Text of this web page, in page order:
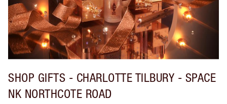
SHOP GIFTS - CHARLOTTE TILBURY - SPACE
NK NORTHCOTE ROAD